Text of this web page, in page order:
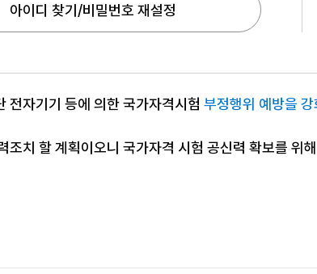
아이디 찾기/비밀번호 재설정
전자기기 등에 의한 국가자격시험 부정행위 예방을 강
조치 할 계획이오니 국가자격 시험 공신력 확보를 위